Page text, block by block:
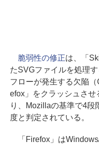
脆弱性の修正は、「
たSVGファイルを処理
フローが発生する欠陥
efox」をクラッシュさ
り、Mozillaの基準で4段
度と判定されている。
「Firefox」は